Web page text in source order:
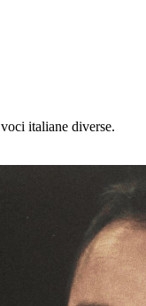
voci italiane diverse.